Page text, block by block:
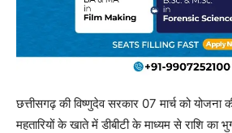
छत्तीसगढ़ की विष्णुदेव सरकार 07 मार्च को योजना
महतारियों के खाते में डीबीटी के माध्यम से राशि का